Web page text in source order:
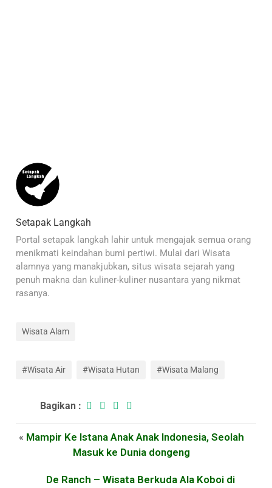
Setapak Langkah
Portal setapak langkah lahir untuk mengajak semua orang
menikmati keindahan bumi pertiwi. Mulai dari Wisata
alamnya yang manakjubkan, situs wisata sejarah yang
penuh makna dan kuliner-kuliner nusantara yang nikmat
rasanya.
Wisata Alam
#Wisata Air #Wisata Hutan #Wisata Malang
Bagikan :
« Mampir Ke Istana Anak Anak Indonesia, Seolah
Masuk ke Dunia dongeng
De Ranch – Wisata Berkuda Ala Koboi di